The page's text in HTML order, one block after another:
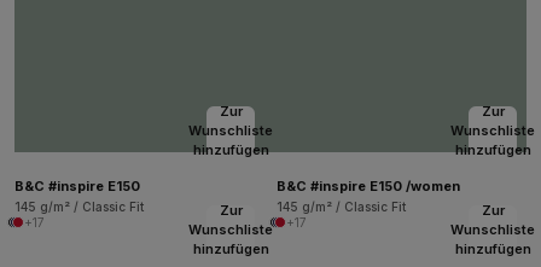
Zur
Wunschliste
hinzufügen
B&C #inspire E150
145 g/m² / Classic Fit
+17
Zur
Wunschliste
hinzufügen
B&C #inspire E150 /women
145 g/m² / Classic Fit
+17
Zur
Wunschliste
hinzufügen
Zur
Wunschliste
hinzufügen